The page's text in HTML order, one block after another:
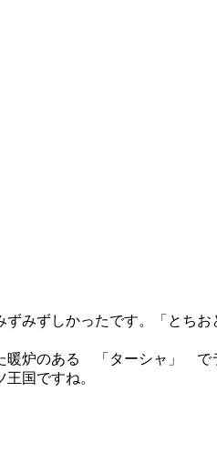
みずしかったです。「とちお
炉のある 「ターシャ」 で
国ですね。